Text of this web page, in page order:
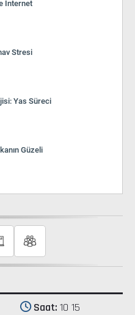
İnternet
Stresi
Yas Süreci
Güzeli
Saat: 10 15